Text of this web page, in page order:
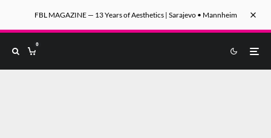
FBL MAGAZINE — 13 Years of Aesthetics | Sarajevo • Mannheim
0